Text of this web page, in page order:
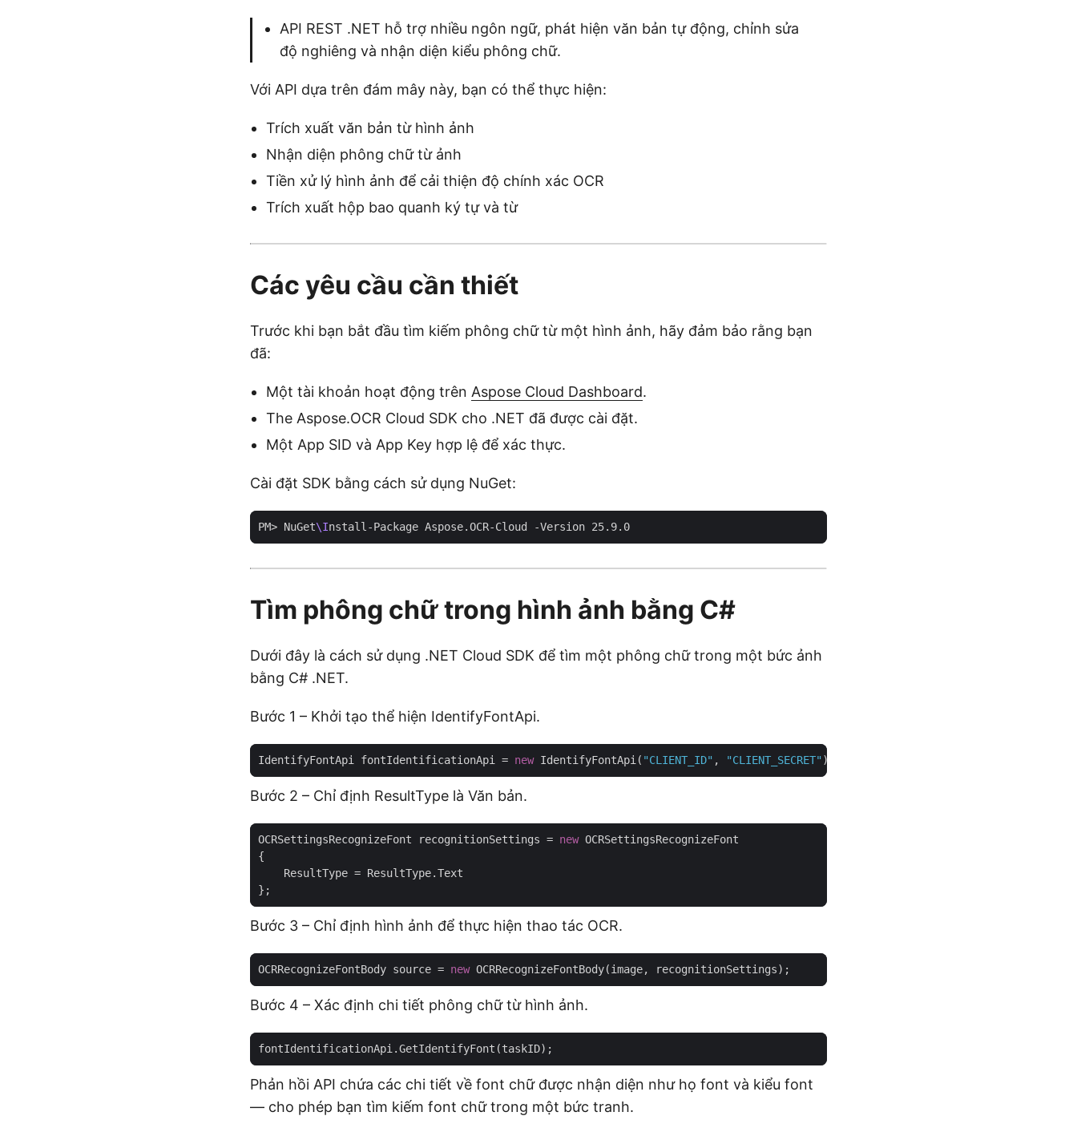
API REST .NET hỗ trợ nhiều ngôn ngữ, phát hiện văn bản tự động, chỉnh sửa
độ nghiêng và nhận diện kiểu phông chữ.
Với API dựa trên đám mây này, bạn có thể thực hiện:
Trích xuất văn bản từ hình ảnh
Nhận diện phông chữ từ ảnh
Tiền xử lý hình ảnh để cải thiện độ chính xác OCR
Trích xuất hộp bao quanh ký tự và từ
Các yêu cầu cần thiết
Trước khi bạn bắt đầu tìm kiếm phông chữ từ một hình ảnh, hãy đảm bảo rằng bạn
đã:
Một tài khoản hoạt động trên Aspose Cloud Dashboard.
The Aspose.OCR Cloud SDK cho .NET đã được cài đặt.
Một App SID và App Key hợp lệ để xác thực.
Cài đặt SDK bằng cách sử dụng NuGet:
PM> NuGet\I
Tìm phông chữ trong hình ảnh bằng C#
Dưới đây là cách sử dụng .NET Cloud SDK để tìm một phông chữ trong một bức ảnh
bằng C# .NET.
Bước 1 – Khởi tạo thể hiện IdentifyFontApi.
IdentifyFontApi fontIdentificationApi = new IdentifyFontApi( "CLIENT_ID" , "CLIENT_SECRET"
Bước 2 – Chỉ định ResultType là Văn bản.
OCRSettingsRecognizeFont recognitionSettings = new
Bước 3 – Chỉ định hình ảnh để thực hiện thao tác OCR.
OCRRecognizeFontBody source = new
Bước 4 – Xác định chi tiết phông chữ từ hình ảnh.
Phản hồi API chứa các chi tiết về font chữ được nhận diện như họ font và kiểu font
— cho phép bạn tìm kiếm font chữ trong một bức tranh.